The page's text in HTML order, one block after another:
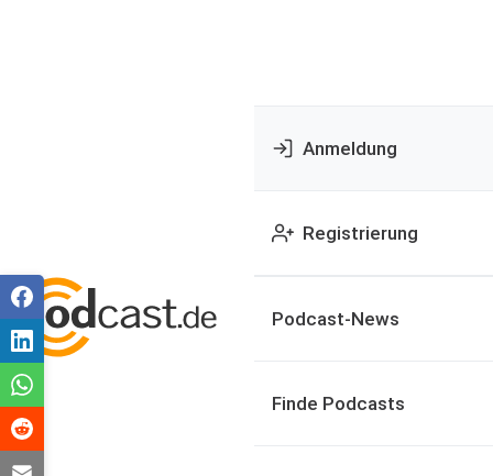
Anmeldung
Registrierung
Podcast-News
Finde Podcasts